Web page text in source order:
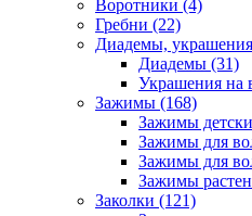
Воротники (4)
Гребни (22)
Диадемы,
Диадемы (31)
Украшения на
Зажимы (168)
Зажимы
Зажимы для
Зажимы для
Зажимы
Заколки (121)